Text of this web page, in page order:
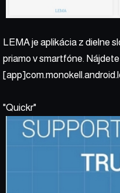
LEMA je aplikácia z dielne
priamo v smartfóne.
Quickr